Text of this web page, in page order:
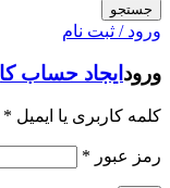
جستجو
ورود / ثبت نام
ورود ایجاد حساب
کلمه کاربری یا ایمیل *
رمز عبور *